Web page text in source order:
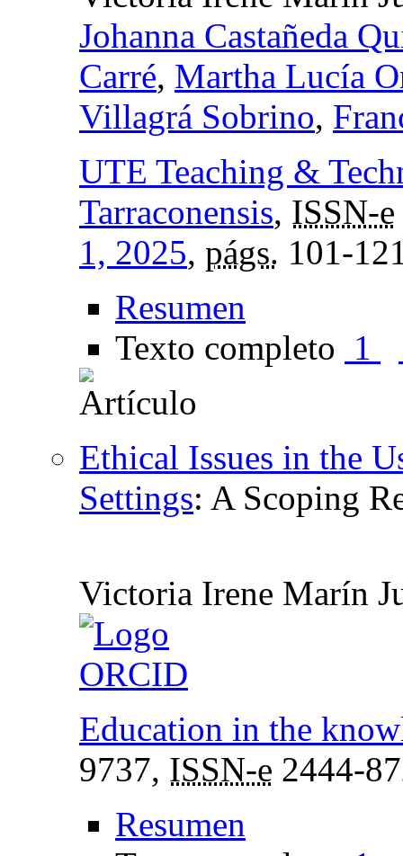
Johanna Castañeda
Carré, Martha Lucía
Villagrá Sobrino,
UTE Teaching &
Tarraconensis, ISSN-e
1, 2025, págs. 101-
Resumen
Texto completo 1
Ethical Issues in the
Settings: A Scoping
Victoria Irene Marín
Education in the
9737, ISSN-e 2444-
Resumen